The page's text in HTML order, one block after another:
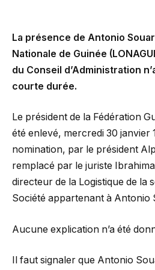
La présence de Antonio
Nationale de Guinée
du Conseil d’Administration
courte durée.
Le président de la Fédération
été enlevé, mercredi 30 janvier
nomination, par le président
remplacé par le juriste
directeur de la Logistique de la
Société appartenant à Antonio
Aucune explication n’a été
Il faut signaler que Antonio